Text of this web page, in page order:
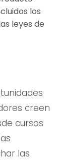
los
leyes de
creen
cursos
las